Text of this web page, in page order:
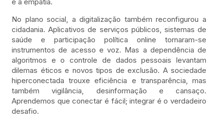
e a empatia.
No plano social, a digitalização também reconfigurou a
cidadania. Aplicativos de serviços públicos, sistemas de
saúde e participação política online tornaram-se
instrumentos de acesso e voz. Mas a dependência de
algoritmos e o controle de dados pessoais levantam
dilemas éticos e novos tipos de exclusão. A sociedade
hiperconectada trouxe eficiência e transparência, mas
também vigilância, desinformação e cansaço.
Aprendemos que conectar é fácil; integrar é o verdadeiro
desafio.